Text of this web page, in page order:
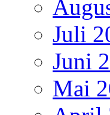
Juli
Juni
Mai